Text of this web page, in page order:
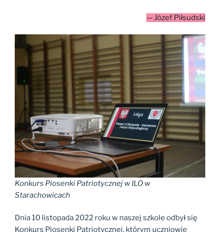
— Józef Piłsudski
Konkurs Piosenki Patriotycznej w ILO w
Starachowicach
Dnia 10 listopada 2022 roku w naszej szkole odbył się
Konkurs Piosenki Patriotycznej, którym uczniowie